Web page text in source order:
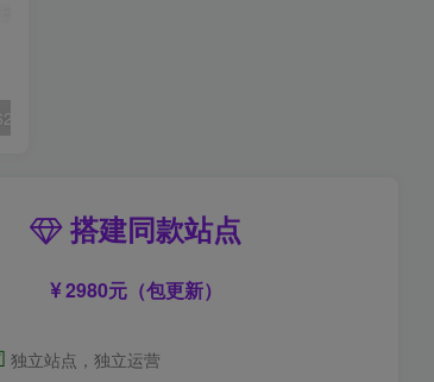
搭建同款站点
2980元（包更新）
独立站点，独立运营